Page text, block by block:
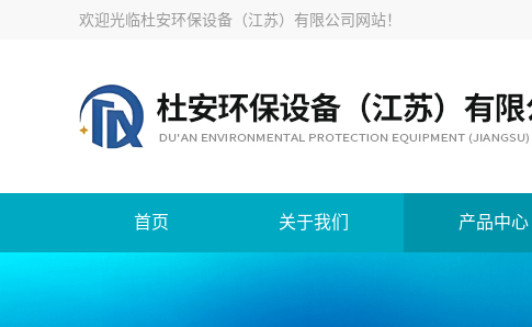
欢迎光临杜安环保设备（江苏）有限公司网站！
首页 关于我们 产品中心